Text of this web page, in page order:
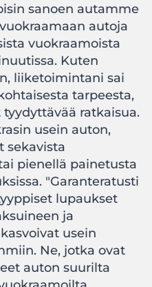
sanoen autamme
autoja
vuokraamoista
Kuten
liiketoimintani sai
tarpeesta,
ratkaisua.
usein auton,
sekavista
pienellä painetusta
"Garanteratusti
lupaukset
ja
usein
Ne, jotka ovat
auton suurilta